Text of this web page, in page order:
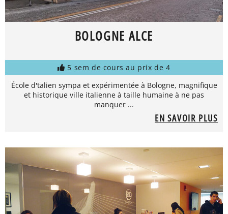
BOLOGNE ALCE
5 sem de cours au prix de 4
École d'talien sympa et expérimentée à Bologne, magnifique
et historique ville italienne à taille humaine à ne pas
manquer ...
EN SAVOIR PLUS